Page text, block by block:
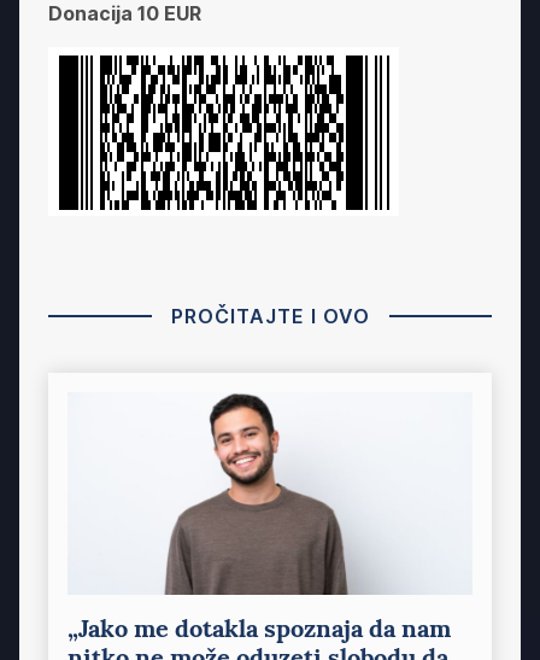
Donacija 10 EUR
PROČITAJTE I OVO
„Jako me dotakla spoznaja da nam